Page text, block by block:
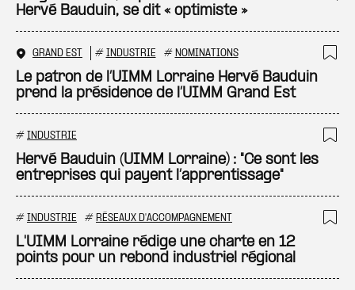
Hervé Bauduin, se dit « optimiste »
GRAND EST # INDUSTRIE # NOMINATIONS
Le patron de l’UIMM Lorraine Hervé Bauduin
prend la présidence de l’UIMM Grand Est
# INDUSTRIE
Hervé Bauduin (UIMM Lorraine) : "Ce sont les
entreprises qui payent l’apprentissage"
# INDUSTRIE # RÉSEAUX D'ACCOMPAGNEMENT
L'UIMM Lorraine rédige une charte en 12
points pour un rebond industriel régional